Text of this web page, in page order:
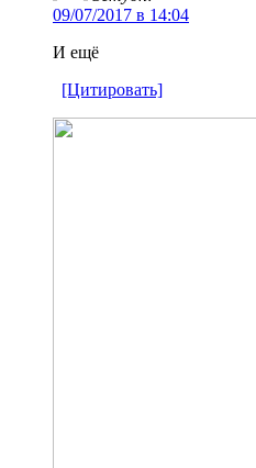
09/07/2017 в 14:04
И ещё
[Цитировать]